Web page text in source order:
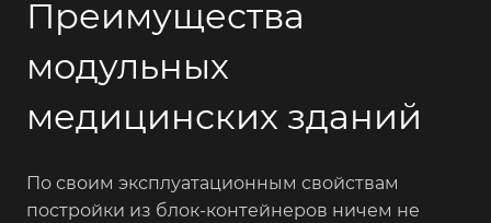
Преимущества
модульных
медицинских зданий
По своим эксплуатационным свойствам
постройки из блок-контейнеров ничем не